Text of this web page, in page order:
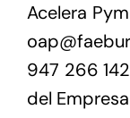
Acelera
947 266
del